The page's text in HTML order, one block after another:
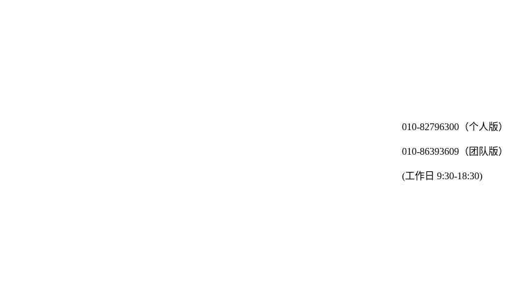
010-82796300（个人版）
010-86393609（团队版）
(工作日 9:30-18:30)